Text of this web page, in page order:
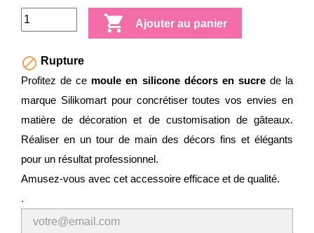
 Ajouter au panier
 Rupture
Profitez de ce moule en silicone décors en sucrede la
marque Silikomart pour concrétiser toutes vos envies en
matière de décoration et de customisation de gâteaux.
Réaliser en un tour de main des décors fins et élégants
pour un résultat professionnel.
Amusez-vous avec cet accessoire efficace et de qualité.
.